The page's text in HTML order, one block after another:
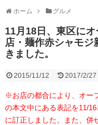
ホーム グルメ
11月18日、東区に
店・麺作赤シャモジ
きました。
2015/11/12 2017/2/27
※お店の都合により、オー
の本文中にある表記を11/
に訂正しました。また、併